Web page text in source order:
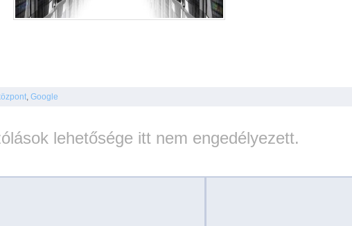
Google
lehetősége itt nem engedélyezett.